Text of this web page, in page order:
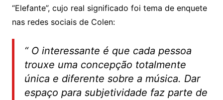
“Elefante”, cujo real significado foi tema de enquete
nas redes sociais de Colen:
“ O interessante é que cada pessoa
trouxe uma concepção totalmente
única e diferente sobre a música. Dar
espaço para subjetividade faz parte de